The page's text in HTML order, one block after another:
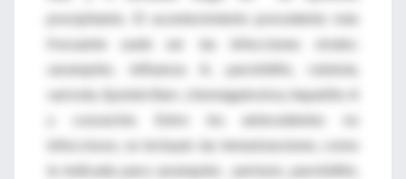
precipitante. El acontecimiento precedente más
frecuente suele ser las infecciones virales:
sarampión, influenza A, parotiditis, rubéola,
varicela, Epstein Barr, citomegalovirus, hepatitis A
y coxsackie. Entre los antecedentes no
infecciosos, se incluyen las inmunizaciones, como
la indicada para sarampión, pertusis, parotiditis,